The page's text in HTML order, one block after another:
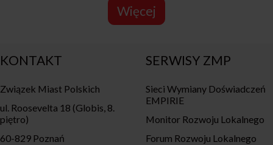
Więcej
KONTAKT
Związek Miast Polskich
ul. Roosevelta 18 (Globis, 8.
piętro)
60-829 Poznań
SERWISY ZMP
Sieci Wymiany Doświadczeń
EMPIRIE
Monitor Rozwoju Lokalnego
Forum Rozwoju Lokalnego